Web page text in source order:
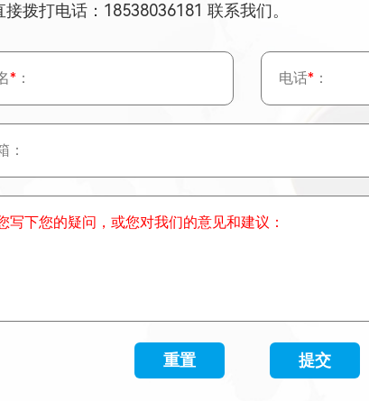
接拨打电话：18538036181 联系我们。
* ： 电话* ：
：
写下您的疑问，或您对我们的意见和建议：